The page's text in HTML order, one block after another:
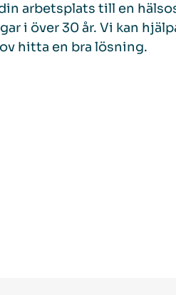
arbetsplats till en
i över 30 år. Vi kan
hitta en bra lösning.